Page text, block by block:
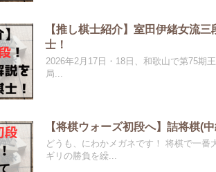
【推し棋士紹介】室田伊緒女流
士！
2026年2月17日・18日、和歌山で第75期
局...
【将棋ウォーズ初段へ】詰将棋(
どうも、にわかメガネです！ 将棋で一番
ギリの勝負を繰...